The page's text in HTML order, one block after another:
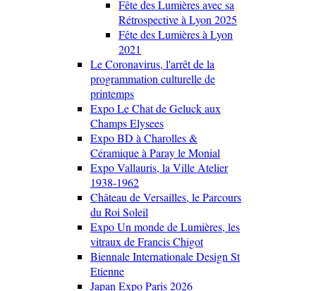
Fête des Lumières avec sa
Rétrospective à Lyon 2025
Fête des Lumières à Lyon
2021
Le Coronavirus, l'arrêt de la
programmation culturelle de
printemps
Expo Le Chat de Geluck aux
Champs Elysees
Expo BD à Charolles &
Céramique à Paray le Monial
Expo Vallauris, la Ville Atelier
1938-1962
Château de Versailles, le Parcours
du Roi Soleil
Expo Un monde de Lumières, les
vitraux de Francis Chigot
Biennale Internationale Design St
Etienne
Japan Expo Paris 2026